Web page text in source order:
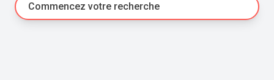
Commencez votre recherche